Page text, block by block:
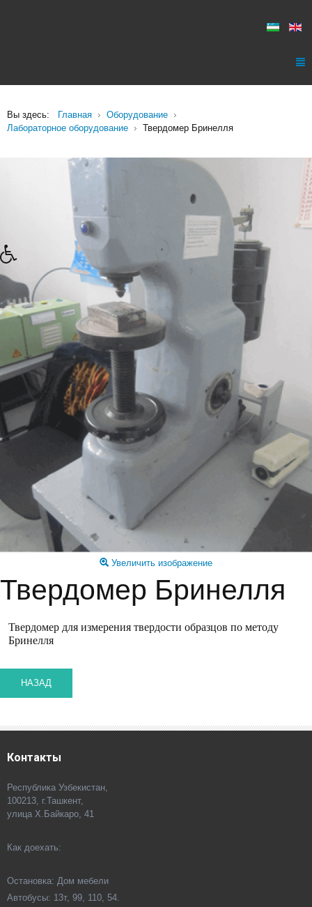
Вы здесь: Главная
Оборудование
Лабораторное оборудование
Твердомер Бринелля
Увеличить изображение
Твердомер Бринелля
Твердомер для измерения твердости образцов по методу
Бринелля
Контакты
Республика Узбекистан,
100213, г.Ташкент,
улица Х.Байкаро, 41
Как доехать:
Остановка: Дом мебели
Автобусы: 13т, 99, 110, 54.